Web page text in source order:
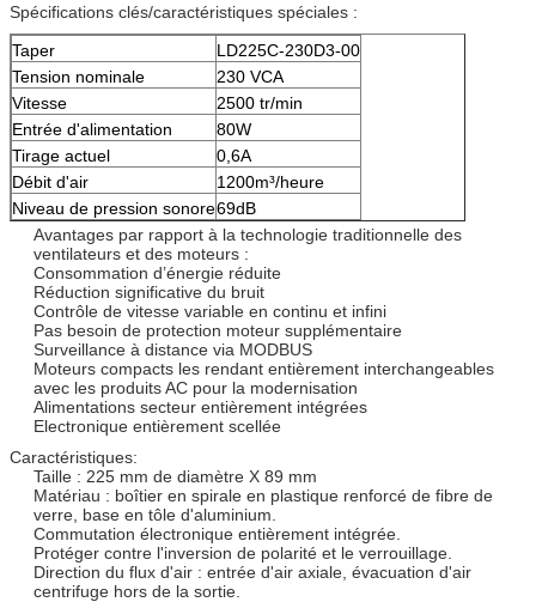
Spécifications clés/caractéristiques spéciales :
Taper
LD225C-230D3-00
Tension nominale
230 VCA
Vitesse
2500 tr/min
Entrée d'alimentation
80W
Tirage actuel
0,6A
Débit d'air
1200m³/heure
Niveau de pression sonore69dB
Avantages par rapport à la technologie traditionnelle des
ventilateurs et des moteurs :
Consommation d’énergie réduite
Réduction significative du bruit
Contrôle de vitesse variable en continu et infini
Pas besoin de protection moteur supplémentaire
Surveillance à distance via MODBUS
Moteurs compacts les rendant entièrement interchangeables
avec les produits AC pour la modernisation
Alimentations secteur entièrement intégrées
Electronique entièrement scellée
Caractéristiques:
Taille : 225 mm de diamètre X 89 mm
Matériau : boîtier en spirale en plastique renforcé de fibre de
verre, base en tôle d'aluminium.
Commutation électronique entièrement intégrée.
Protéger contre l'inversion de polarité et le verrouillage.
Direction du flux d'air : entrée d'air axiale, évacuation d'air
centrifuge hors de la sortie.